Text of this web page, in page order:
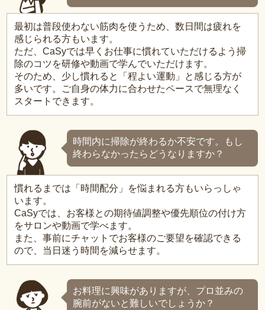
最初は普段使わない筋肉を使うため、数日間は疲れを
感じられる方もいます。
ただ、CaSyでは早くお仕事に慣れていただけるよう掃
除のコツを研修や動画で学んでいただけます。
そのため、少し慣れると「程よい運動」と感じる方が
多いです。ご自身の体力に合わせたペースで無理なく
スタートできます。
時間内に掃除が終わるか不安です。もし
終わらなかったらどうなりますか？
慣れるまでは「時間配分」を悩まれる方もいらっしゃ
います。
CaSyでは、お客様との期待値調整や優先順位の付け方
をサロンや動画で学べます。
また、事前にチャットでお客様のご要望を確認できる
ので、当日迷う時間を減らせます。
お料理に興味がありますが、プロ並みの
腕前がないと難しいでしょうか？